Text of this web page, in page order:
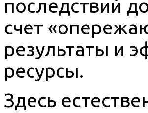
последствий
счет
результаты и
ресурсы.
Здесь